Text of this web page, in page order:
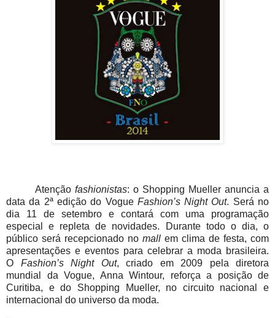
Atençãofashionistas: o Shopping Mueller anuncia a
data da 2ª edição do Vogue Fashion’s Night Out. Será no
dia 11 de setembro e contará com uma programação
especial e repleta de novidades. Durante todo o dia, o
público será recepcionado no mall em clima de festa, com
apresentações e eventos para celebrar a moda brasileira.
O Fashion’s Night Out, criado em 2009 pela diretora
mundial da Vogue, Anna Wintour, reforça a posição de
Curitiba, e do Shopping Mueller, no circuito nacional e
internacional do universo da moda.